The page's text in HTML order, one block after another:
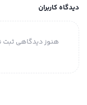
دیدگاه کاربران
هنوز دیدگاهی ثبت